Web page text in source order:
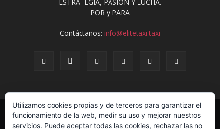
ESTRATEGIA, PASIÓN Y LUCHA.
POR y PARA
Contáctanos: info@elitetaxi.taxi
Elite Jurídica Elite Social El Avispero
Contacto
Política de Privacidad
Aviso Legal
Formulario de Baja
Utilizamos cookies propias y de terceros para garantizar el
funcionamiento de la web, medir su uso y mejorar nuestros
servicios. Puede aceptar todas las cookies, rechazar las no